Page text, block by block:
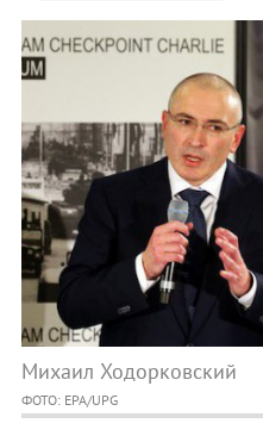
Михаил Ходорковский
ФОТО: EPA/UPG